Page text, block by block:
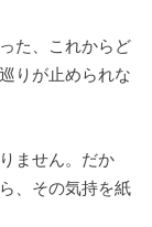
た、これからど
りが止められな
ません。だか
、その気持を紙